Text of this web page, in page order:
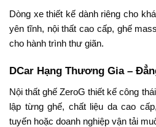
Dòng xe thiết kế dành riêng cho
yên tĩnh, nội thất cao cấp, ghế
cho hành trình thư giãn.
DCar Hạng Thương Gia –
Nội thất ghế ZeroG thiết kế công
lập từng ghế, chất liệu da cao
tuyến hoặc doanh nghiệp vận tải